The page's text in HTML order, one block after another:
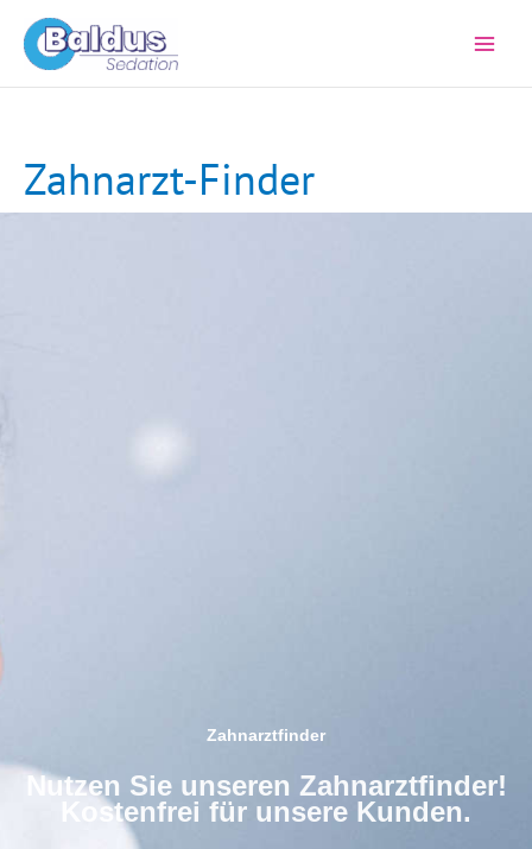
Inhalt
springen
Zahnarzt-Finder
Zahnarztfinder
Nutzen Sie unseren Zahnarztfinder!
Kostenfrei für unsere Kunden.